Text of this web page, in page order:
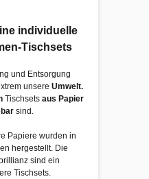
individuelle
Tischsets
und Entsorgung
unsere Umwelt.
Tischsets aus Papier
sind.
Papiere wurden in
hergestellt. Die
sind ein
Tischsets.